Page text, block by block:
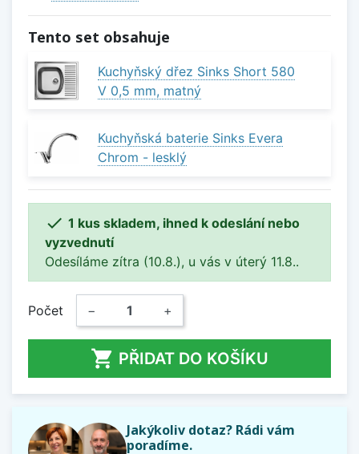
Tento set obsahuje
Kuchyňský dřez Sinks Short 580
V 0,5 mm, matný
Kuchyňská baterie Sinks Evera
Chrom - lesklý
 1 kus skladem, ihned k odeslání nebo
vyzvednutí
Odesíláme zítra (10.8.), u vás v úterý 11.8..
Počet − +
 PŘIDAT DO KOŠÍKU
Jakýkoliv dotaz? Rádi vám
poradíme.